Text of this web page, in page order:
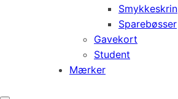
Smykkeskrin
Sparebøsser
Gavekort
Student
Mærker